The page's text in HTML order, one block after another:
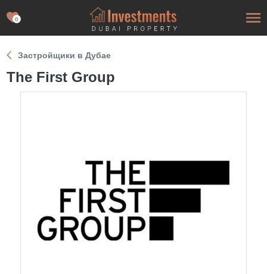
0
Застройщики в Дубае
The First Group